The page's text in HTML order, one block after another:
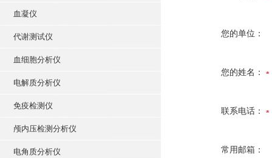
血凝仪
代谢测试仪
血细胞分析仪
电解质分析仪
免疫检测仪
颅内压检测分析仪
电角质分析仪
您的单位：
您的姓名：
联系电话：
常用邮箱：